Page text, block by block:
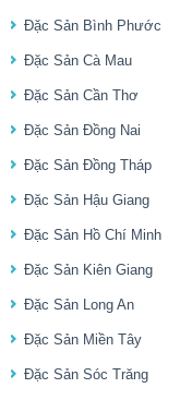
Đặc Sản Bình Phước
Đặc Sản Cà Mau
Đặc Sản Cần Thơ
Đặc Sản Đồng Nai
Đặc Sản Đồng Tháp
Đặc Sản Hậu Giang
Đặc Sản Hồ Chí Minh
Đặc Sản Kiên Giang
Đặc Sản Long An
Đặc Sản Miền Tây
Đặc Sản Sóc Trăng